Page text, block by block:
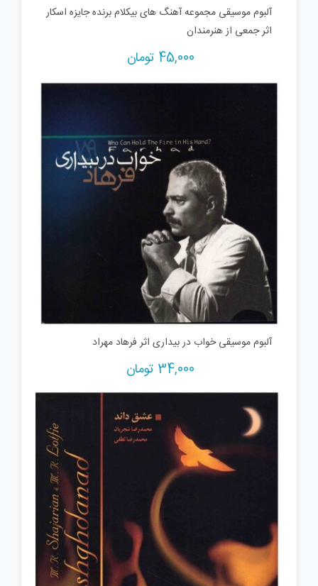
آلبوم موسیقی مجموعه آهنگ های بیکلام برنده جایزه اسکار
اثر جمعی از هنرمندان
45,000 تومان
آلبوم موسیقی خواب در بیداری اثر فرهاد مهراد
34,000 تومان